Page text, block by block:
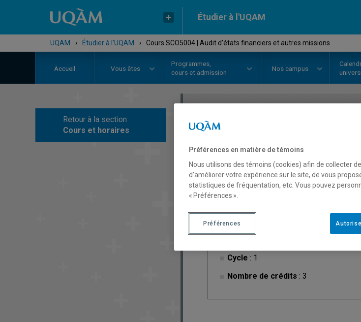
Étudier à l'UQAM
UQAM › Étudier à l'UQAM › Cours SCO5004 | Audit d'états financiers et autres missions
Accueil Vous êtes
Programmes,
cours et admission
Nos campus
Retour à la section
Cours et horaires
COURS
missions
Description Horaire -
Cycle : 1
Nombre de crédits : 3
Préférences en matière de témoins
Nous utilisons des témoins (cookies) afin de collecter
d’améliorer votre expérience sur le site, de vous
statistiques de fréquentation, etc. Vous pouvez
« Préférences ».
Préférences